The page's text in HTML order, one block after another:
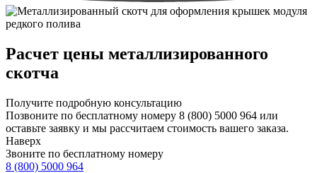
Расчет цены металлизированного
скотча
Получите подробную консультацию
Позвоните по бесплатному номеру 8 (800) 5000 964 или
оставьте заявку и мы рассчитаем стоимость вашего заказа.
Наверх
Звоните по бесплатному номеру
8 (800) 5000 964